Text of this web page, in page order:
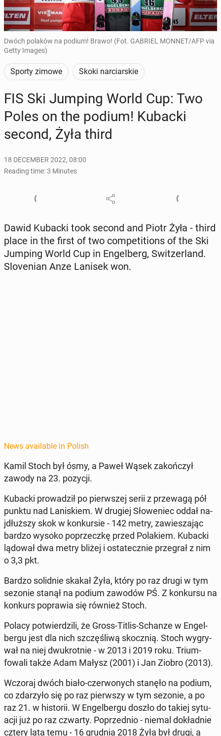
Dwóch polaków na podium! Brawo! (Fot. GABRIEL MONNET/AFP via
Getty Images)
Sporty zimowe Skoki narciarskie
FIS Ski Jumping World Cup: Two
Poles on the podium! Kubacki
second, Żyła third
18 DECEMBER 2022, 08:00
Reading time: 3 Minutes
Dawid Kubacki took second and Piotr Żyła - third
place in the first of two com­pe­ti­tions of the Ski
Jumping World Cup in En­gel­berg, Switzer­land.
Sloven­ian Anze Lanisek won.
News available in Polish
Kamil Stoch był ósmy, a Paweł Wąsek za­kończył
zawody na 23. pozycji.
Kubacki prowadz­ił po pier­wszej serii z przewagą pół
punktu nad Laniskiem. W drugiej Słowe­niec oddał na­
jdłuższy skok w konkur­sie - 142 metry, za­w­iesza­jąc
bardzo wysoko poprzeczkę przed Po­lakiem. Kubacki
lądował dwa metry bliżej i os­tate­cznie prze­grał z nim
o 3,3 pkt.
Bardzo solid­nie skakał Żyła, który po raz drugi w tym
sezonie stanął na podium zawodów PŚ. Z konkur­su na
konkurs popraw­ia się również Stoch.
Polacy potwierdzili, że Gross-Titlis-Schanze w En­gel­
ber­gu jest dla nich szczęśli­wą skocznią. Stoch wygry­
wał na niej dwukrot­nie - w 2013 i 2019 roku. Tri­um­
fowali także Adam Małysz (2001) i Jan Ziobro (2013).
Wczoraj dwóch biało-cz­er­wonych stanęło na podium,
co zdarzyło się po raz pier­wszy w tym sezonie, a po
raz 21. w his­torii. W En­gel­ber­gu doszło do takiej sytu­
acji już po raz czwarty. Poprzed­nio - niemal dokład­nie
cztery lata temu - 16 grudnia 2018 Żyła był drugi, a